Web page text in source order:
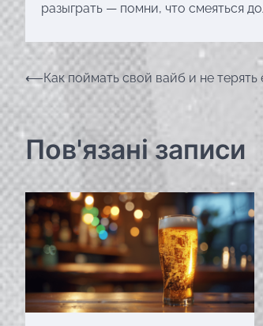
разыграть — помни, что смеяться
Навігація
записів
⟵Как поймать свой вайб и не терять
Пов'язані записи